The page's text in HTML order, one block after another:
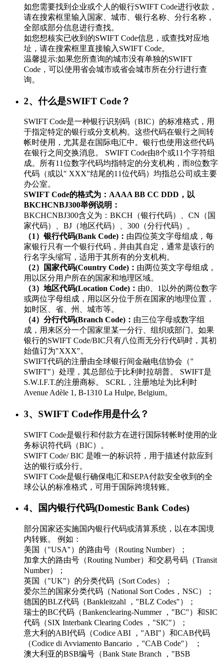
如您需要找到企业或个人的银行SWIFT Code进行收款，
请在搜索框里输入国家、城市、银行名称、分行名称，
全部或部分信息进行查找。
如您想核实已收到的SWIFT Code信息，或查找对应地
址，请在搜索框里直接输入SWIFT Code。
温馨提示:如果您所查询的城市没有单独的SWIFT
Code，可以使用省会城市或省会城市所在分行进行查
询。
2、什么是SWIFT Code？
SWIFT Code是一种银行识别码（BIC）的标准格式，用
于指定特定的银行或分支机构。这些代码在银行之间转
帐时使用，尤其是在国际电汇中。银行也使用这些代码
在银行之间交换消息。 SWIFT Code由8个或11个字符组
成。所有11位数字代码均指特定的分支机构，而8位数字
代码（或以" XXX"结尾的11位代码）均指总公司或主要
办公室。
SWIFT Code的格式为：AAAA BB CC DDD，以
BKCHCNBJ300举例说明：
BKCHCNBJ300含义为：BKCH（银行代码）、CN（国
家代码）、BJ（地区代码）、300（分行代码）。
（1）银行代码(Bank Code)： 由四位英文字母组成，每
家银行只有一个银行代码，并由其自定，通常是该行的
行名字头缩写，适用于其所有的分支机构。
（2）国家代码(Country Code)： 由两位英文字母组成，
用以区分用户所在的国家和地理区域。
（3）地区代码(Location Code)： 由0、1以外的两位数字
或两位字母组成，用以区分位于所在国家的地理位置，
如时区、省、州、城市等。
（4）分行代码(Branch Code)： 由三位字母或数字组
成，用来区分一个国家里某一分行、组织或部门。如果
银行的SWIFT Code/BIC只有八位而无分行代码时，其初
始值订为"XXX"。
SWIFT代码的注册由全球银行间金融电信协会（"
SWIFT"）处理，其总部位于比利时拉胡普。 SWIFT是
S.W.I.F.T.的注册商标。 SCRL，注册地址为比利时
Avenue Adèle 1, B-1310 La Hulpe, Belgium。
3、SWIFT Code作用是什么？
SWIFT Code是银行和付款方在进行国际转帐时使用的业
务标识符代码（BIC）。
SWIFT Code/ BIC 是唯一的标识符，用于描述付款应到
达的银行或分行。
SWIFT Code是银行确保电汇和SEPA付款安全收到的全
球公认的标准格式，可用于国际跨境转账。
4、国内银行代码(Domestic Bank Codes)
部分国家还实施国内银行代码或清算系统，以在本国境
内转账。 例如：
美国（"USA"）的路由号（Routing Number）；
加拿大的路由号（Routing Number）和交易号码（Transit
Number）；
英国（"UK"）的分类代码（Sort Codes）；
爱尔兰的国家分类代码（National Sort Codes，NSC）；
德国的BLZ代码（Bankleitzahl ，"BLZ Codes"）；
瑞士的BC代码（Bankenclearing-Nummer ，"BC"）和SIC
代码（SIX Interbank Clearing Codes ，"SIC"）；
意大利的ABI代码（Codice ABI ，"ABI"）和CAB代码
（Codice di Avviamento Bancario ，"CAB Code"） ；
澳大利亚的BSB编号（Bank State Branch ，"BSB